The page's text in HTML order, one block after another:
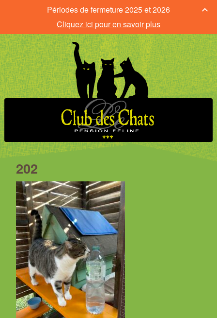
202
Périodes de fermeture 2025 et 2026
Cliquez ici pour en savoir plus